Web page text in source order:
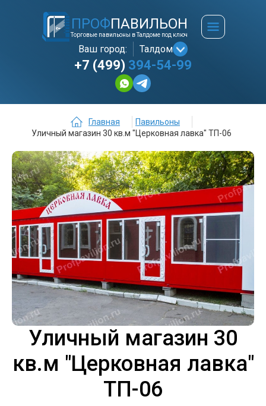
ПРОФПАВИЛЬОН
Торговые павильоны в Талдоме под ключ
Ваш город: Талдом
+7 (499) 394-54-99
Главная
Павильоны
Уличный магазин 30 кв.м "Церковная лавка" ТП-06
Уличный магазин 30
кв.м "Церковная лавка"
ТП-06